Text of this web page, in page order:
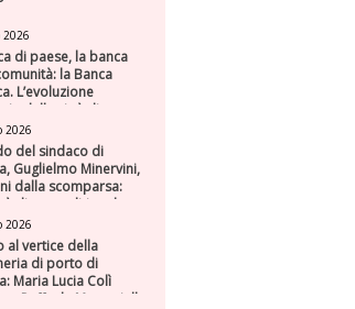
di paese, la banca
la Banca
L’evoluzione
della città di
(Parte seconda)
2026
del sindaco di
Guglielmo Minervini,
dalla scomparsa:
di una politica che
2026
al vertice della
di porto di
Maria Lucia Colì
a Raffaele Muscariello